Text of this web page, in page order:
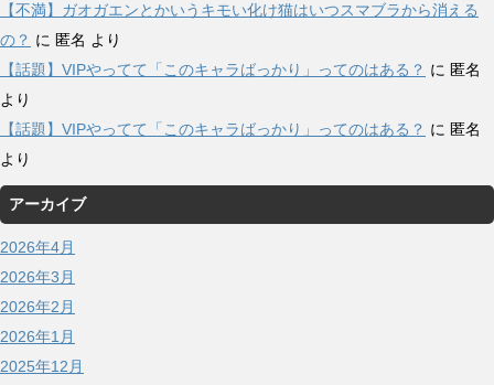
【不満】ガオガエンとかいうキモい化け猫はいつスマブラから消える
の？ に 匿名 より
【話題】VIPやってて「このキャラばっかり」ってのはある？ に 匿名
より
【話題】VIPやってて「このキャラばっかり」ってのはある？ に 匿名
より
アーカイブ
2026年4月
2026年3月
2026年2月
2026年1月
2025年12月